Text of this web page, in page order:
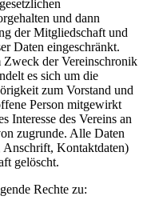
und dann
der Mitgliedschaft und
Daten eingeschränkt.
Zweck der Vereinschronik
es sich um die
zum Vorstand und
Person mitgewirkt
Interesse des Vereins an
zugrunde. Alle Daten
Anschrift, Kontaktdaten)
gelöscht.
Rechte zu: